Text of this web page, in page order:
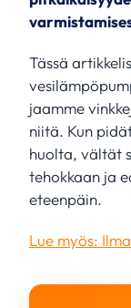
Tässä
jaamme
niitä. Kun
huolta, vältät
tehokkaan ja
eteenpäin.
Lue myös: